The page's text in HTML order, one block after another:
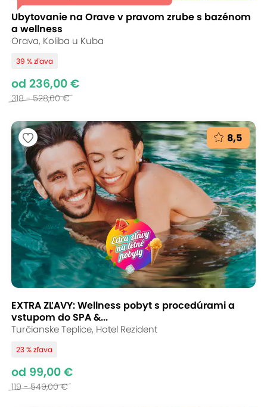
Ubytovanie na Orave v pravom zrube s bazénom
a wellness
Orava, Koliba u Kuba
39 % zľava
od 236,00 €
318 - 528,00 €
8,5
EXTRA ZĽAVY: Wellness pobyt s procedúrami a
vstupom do SPA &...
Turčianske Teplice, Hotel Rezident
23 % zľava
od 99,00 €
119 - 549,00 €